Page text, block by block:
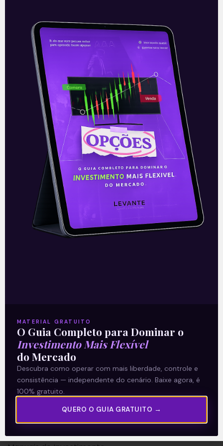
Itaú (ITUB4) cria plataforma
integrada a gestoras
O Itaú (ITUB4) anunciou ontem (29) a
criação de uma plataforma para ajudar
gestoras de recursos, chamada iService.
Essa nova plataforma tem como objetivo
automatizar
Leia mais
30/12/2020
Sobre nós
Termos e Condições
Política de Privacidade
Explore
Artigos
MATERIAL GRATUITO
O Guia Completo para Dominar o
Investimento Mais Flexível
do Mercado
Descubra como operar com mais liberdade, controle e
consistência — independente do cenário. Baixe agora, é
100% gratuito.
QUERO O GUIA GRATUITO →